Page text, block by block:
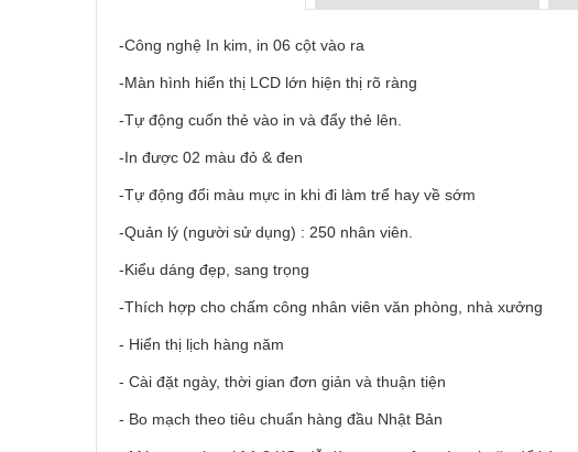
-Công nghệ In kim, in 06 cột vào ra
-Màn hình hiển thị LCD lớn hiện thị rõ ràng
-Tự động cuốn thẻ vào in và đẩy thẻ lên.
-In được 02 màu đỏ & đen
-Tự động đổi màu mực in khi đi làm trể hay về sớm
-Quản lý (người sử dụng) : 250 nhân viên.
-Kiểu dáng đẹp, sang trọng
-Thích hợp cho chấm công nhân viên văn phòng, nhà xưởng
- Hiển thị lịch hàng năm
- Cài đặt ngày, thời gian đơn giản và thuận tiện
- Bo mạch theo tiêu chuẩn hàng đầu Nhật Bản